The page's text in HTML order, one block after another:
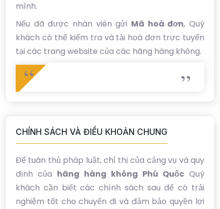
mình.
Nếu đã được nhân viên gửi Mã hoá đơn, Quý
khách có thể kiểm tra và tải hoá đơn trực tuyến
tại các trang website của các hãng hàng không.
CHÍNH SÁCH VÀ ĐIỀU KHOẢN CHUNG
Để tuân thủ pháp luật, chỉ thị của cảng vụ và quy
định của hãng hàng không Phú Quốc Quý
khách cần biết các chính sách sau để có trải
nghiệm tốt cho chuyến đi và đảm bảo quyền lợi